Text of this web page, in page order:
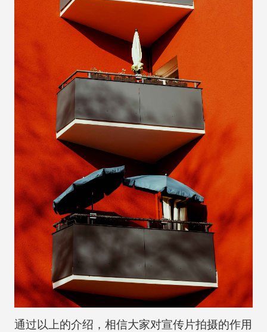
通过以上的介绍，相信大家对宣传片拍摄的作用